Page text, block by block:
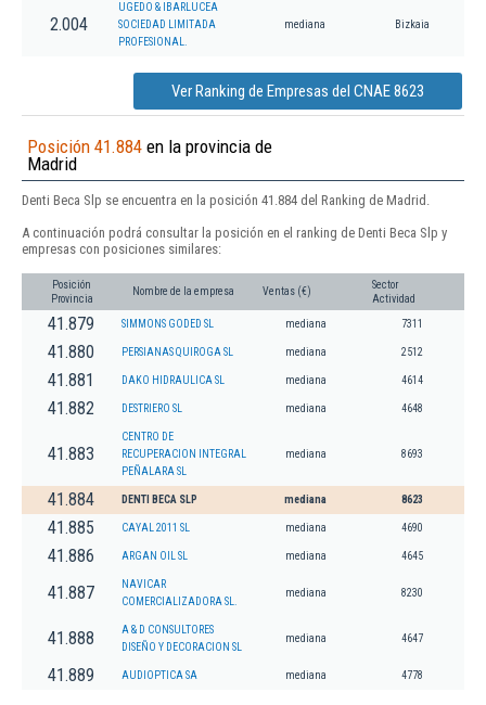
2.004
UGEDO & IBARLUCEA
SOCIEDAD LIMITADA
PROFESIONAL.
mediana Bizkaia
Ver Ranking de Empresas del CNAE 8623
Posición 41.884 en la provincia de
Madrid
Denti Beca Slp se encuentra en la posición 41.884 del Ranking de Madrid.
A continuación podrá consultar la posición en el ranking de Denti Beca Slp y
empresas con posiciones similares:
Posición
Provincia
Nombre de la empresa Ventas (€)
Sector
Actividad
41.879 SIMMONS GODED SL mediana 7311
41.880 PERSIANAS QUIROGA SL mediana 2512
41.881 DAKO HIDRAULICA SL mediana 4614
41.882 DESTRIERO SL mediana 4648
41.883
CENTRO DE
RECUPERACION INTEGRAL
PEÑALARA SL
mediana 8693
41.884 DENTI BECA SLP mediana 8623
41.885 CAYAL 2011 SL mediana 4690
41.886 ARGAN OIL SL mediana 4645
41.887
NAVICAR
COMERCIALIZADORA SL.
mediana 8230
41.888
A & D CONSULTORES
DISEÑO Y DECORACION SL
mediana 4647
41.889 AUDIOPTICA SA mediana 4778